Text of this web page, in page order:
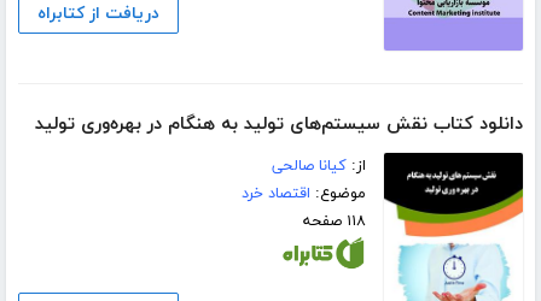
دریافت از کتابراه
دانلود کتاب نقش سیستم‌های تولید به هنگام در بهره‌وری تولید
از:کیانا صالحی
موضوع: اقتصاد خرد
۱۱۸ صفحه